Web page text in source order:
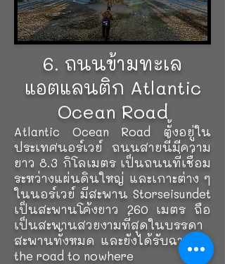
6. ถนนข้ามทะเล
แอตแลนติก Atlantic
Ocean Road
Atlantic Ocean Road ตั้งอยู่ใน
ประเทศนอร์เวย์ ถนนสายนี้มีความ
ยาว 8.3 กิโลเมตร เป็นถนนที่เชื่อม
ระหว่างแผ่นดินใหญ่ และเกาะต่าง ๆ
ในนอร์เวย์ มีสะพาน Storseisundet
เป็นสะพานโค้งยาว 260 เมตร ถือ
เป็นสะพานสวยงามที่สุดในบรรดา
สะพานทั้งหมด และยังได้รับฉายาว่า
the road to nowhere